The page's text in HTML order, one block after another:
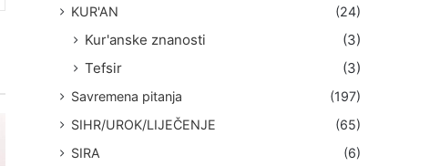
KUR'AN (24)
Kur'anske znanosti
(3)
Tefsir
(3)
Savremena pitanja
(197)
SIHR/UROK/LIJEČENJE
(65)
SIRA
(6)